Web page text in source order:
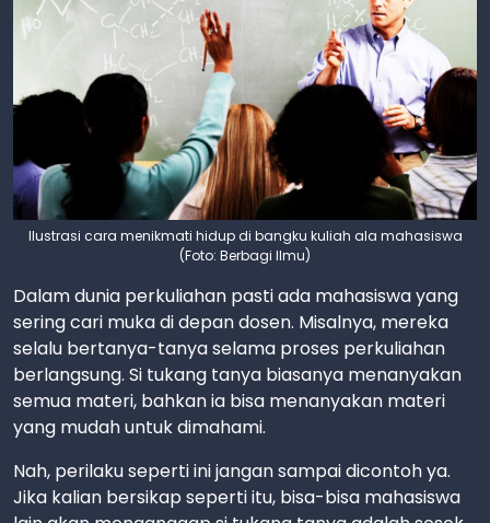
Ilustrasi cara menikmati hidup di bangku kuliah ala mahasiswa
(Foto: Berbagi Ilmu)
Dalam dunia perkuliahan pasti ada mahasiswa yang
sering cari muka di depan dosen. Misalnya, mereka
selalu bertanya-tanya selama proses perkuliahan
berlangsung. Si tukang tanya biasanya menanyakan
semua materi, bahkan ia bisa menanyakan materi
yang mudah untuk dimahami.
Nah, perilaku seperti ini jangan sampai dicontoh ya.
Jika kalian bersikap seperti itu, bisa-bisa mahasiswa